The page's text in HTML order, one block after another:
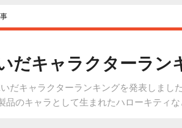
だキャラクターラン
だキャラクターランキングを発表しま
のキャラとして生まれたハローキティな